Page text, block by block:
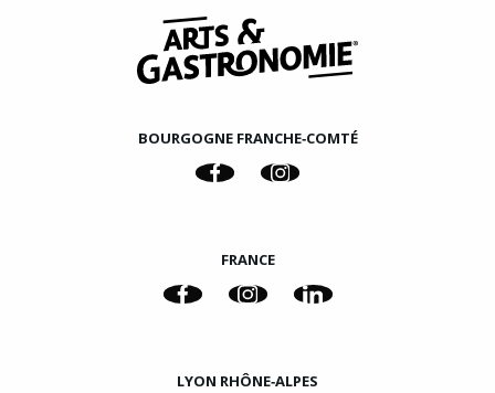
BOURGOGNE FRANCHE‑COMTÉ
FRANCE
LYON RHÔNE‑ALPES